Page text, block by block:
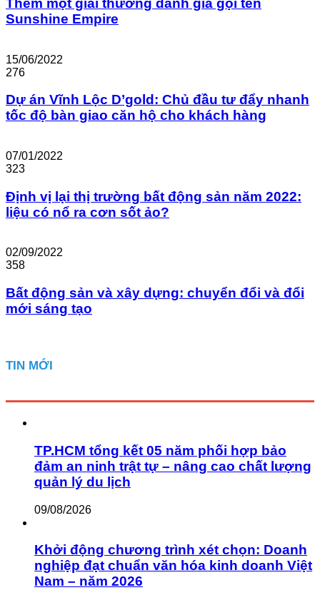
Thêm một giải thưởng danh giá gọi tên
Sunshine Empire
15/06/2022
276
Dự án Vĩnh Lộc D’gold: Chủ đầu tư đẩy nhanh
tốc độ bàn giao căn hộ cho khách hàng
07/01/2022
323
Định vị lại thị trường bất động sản năm 2022:
liệu có nổ ra cơn sốt ảo?
02/09/2022
358
Bất động sản và xây dựng: chuyển đổi và đổi
mới sáng tạo
TIN MỚI
TP.HCM tổng kết 05 năm phối hợp bảo
đảm an ninh trật tự – nâng cao chất lượng
quản lý du lịch
09/08/2026
Khởi động chương trình xét chọn: Doanh
nghiệp đạt chuẩn văn hóa kinh doanh Việt
Nam – năm 2026